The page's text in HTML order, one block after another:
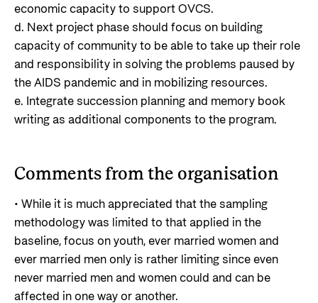
economic capacity to support OVCS.
d. Next project phase should focus on building
capacity of community to be able to take up their role
and responsibility in solving the problems paused by
the AIDS pandemic and in mobilizing resources.
e. Integrate succession planning and memory book
writing as additional components to the program.
Comments from the organisation
• While it is much appreciated that the sampling
methodology was limited to that applied in the
baseline, focus on youth, ever married women and
ever married men only is rather limiting since even
never married men and women could and can be
affected in one way or another.